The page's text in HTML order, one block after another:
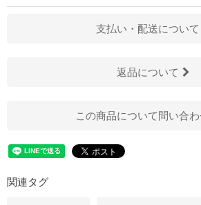
支払い・配送について
返品について
この商品について問い合わ
関連タグ